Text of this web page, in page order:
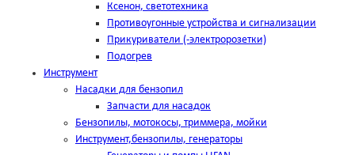
Ксенон, светотехника
Противоугонные устройства и сигнализации
Прикуриватели (-электророзетки)
Подогрев
Инструмент
Насадки для бензопил
Запчасти для насадок
Бензопилы, мотокосы, триммера, мойки
Инструмент,бензопилы, генераторы